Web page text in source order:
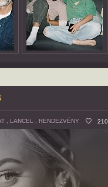
LANCEL RENDEZVÉNY 210